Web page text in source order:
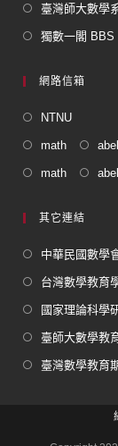
臺灣師大數學
獨數一閣 BBS
網路信箱
NTNU
math abel
math abel
其它連結
中華民國數學
台灣數學教育
國家理論科學
臺師大數學教
臺灣數學教育